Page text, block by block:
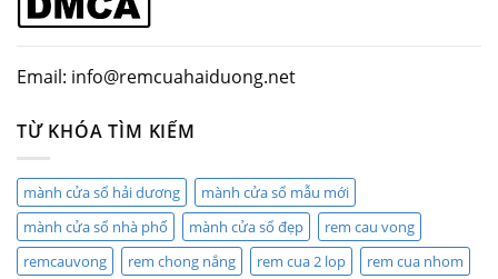
Email: info@remcuahaiduong.net
TỪ KHÓA TÌM KIẾM
mành cửa sổ hải dương
mành cửa sổ mẫu mới
mành cửa sổ nhà phố
mành cửa sổ đẹp
rem cau vong
remcauvong
rem chong nắng rem cua 2 lop
rem cua nhom